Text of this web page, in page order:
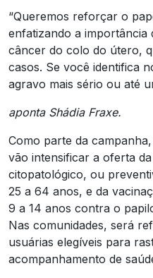
“Queremos reforçar o
enfatizando a importância
câncer do colo do útero,
casos. Se você identifica
agravo mais sério ou até
aponta Shádia Fraxe.
Como parte da
vão intensificar a oferta
citopatológico, ou
25 a 64 anos, e da
9 a 14 anos contra o
Nas comunidades, será
usuárias elegíveis para
acompanhamento de